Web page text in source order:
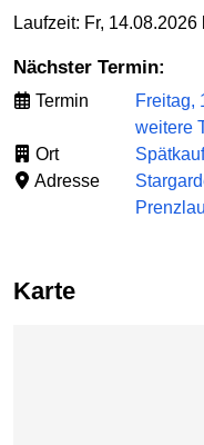
Laufzeit: Fr,
Nächster Termin:
Termin Freitag,
weitere
Ort
Adresse
Karte